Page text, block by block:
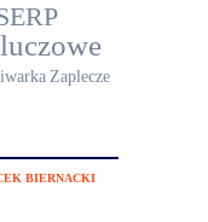
Zaplecze
BIERNACKI